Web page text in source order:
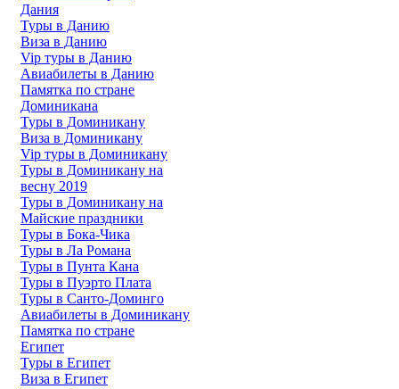
Дания
Туры в Данию
Виза в Данию
Vip туры в Данию
Авиабилеты в Данию
Памятка по стране
Доминикана
Туры в Доминикану
Виза в Доминикану
Vip туры в Доминикану
Туры в Доминикану на
весну 2019
Туры в Доминикану на
Майские праздники
Туры в Бока-Чика
Туры в Ла Романа
Туры в Пунта Кана
Туры в Пуэрто Плата
Туры в Санто-Доминго
Авиабилеты в Доминикану
Памятка по стране
Египет
Туры в Египет
Виза в Египет